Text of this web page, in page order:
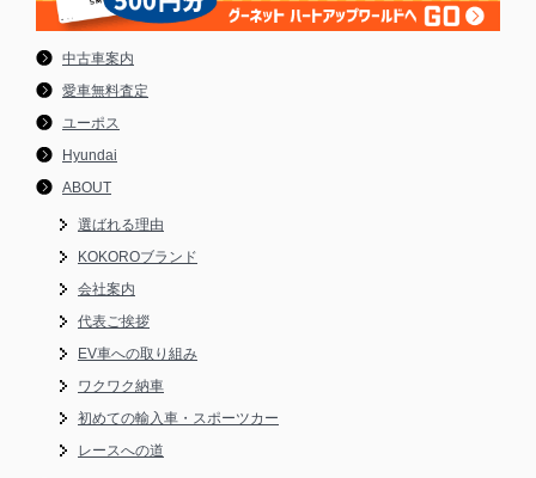
中古車案内
愛車無料査定
ユーポス
Hyundai
ABOUT
選ばれる理由
KOKOROブランド
会社案内
代表ご挨拶
EV車への取り組み
ワクワク納車
初めての輸入車・スポーツカー
レースへの道